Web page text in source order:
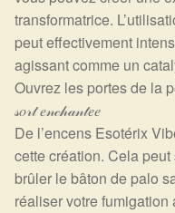
transformatrice.
peut effectivement
agissant comme un
Ouvrez les portes de la
𝓈𝑜𝓇𝓉 𝑒𝓃𝒸𝒽𝒶𝓃𝓉𝑒𝑒
De l’encens Esotérix
cette création. Cela
brûler le bâton de palo
réaliser votre fumigation